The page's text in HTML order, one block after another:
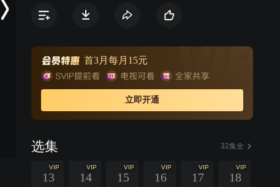
首3月每月15元
立即开通
选集 32集全
VIP
13
VIP
14
VIP
15
VIP
16
VIP
17
VIP
18